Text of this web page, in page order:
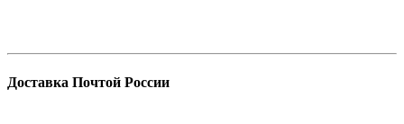
Доставка Почтой России